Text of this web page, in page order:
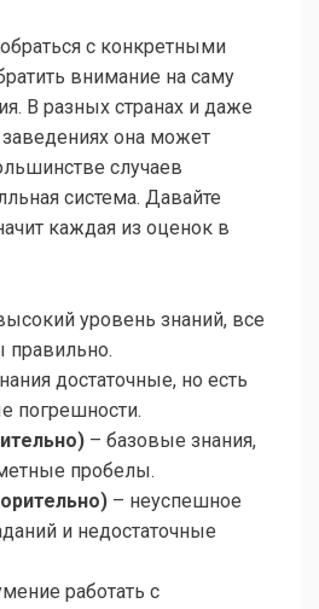
с конкретными
внимание на саму
В разных странах и даже
она может
случаев
система. Давайте
каждая из оценок в
уровень знаний, все
правильно.
достаточные, но есть
погрешности.
– базовые знания,
пробелы.
– неуспешное
и недостаточные
работать с